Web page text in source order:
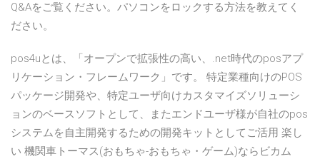
Q&Aをご覧ください。パソコンをロックする方法を教えてく
ださい。
pos4uとは、「オープンで拡張性の高い、.net時代のposアプ
リケーション・フレームワーク」です。 特定業種向けのPOS
パッケージ開発や、特定ユーザ向けカスタマイズソリューシ
ョンのベースソフトとして、またエンドユーザ様が自社のpos
システムを自主開発するための開発キットとしてご活用 楽し
い 機関車トーマス(おもちゃ-おもちゃ・ゲーム)ならビカム